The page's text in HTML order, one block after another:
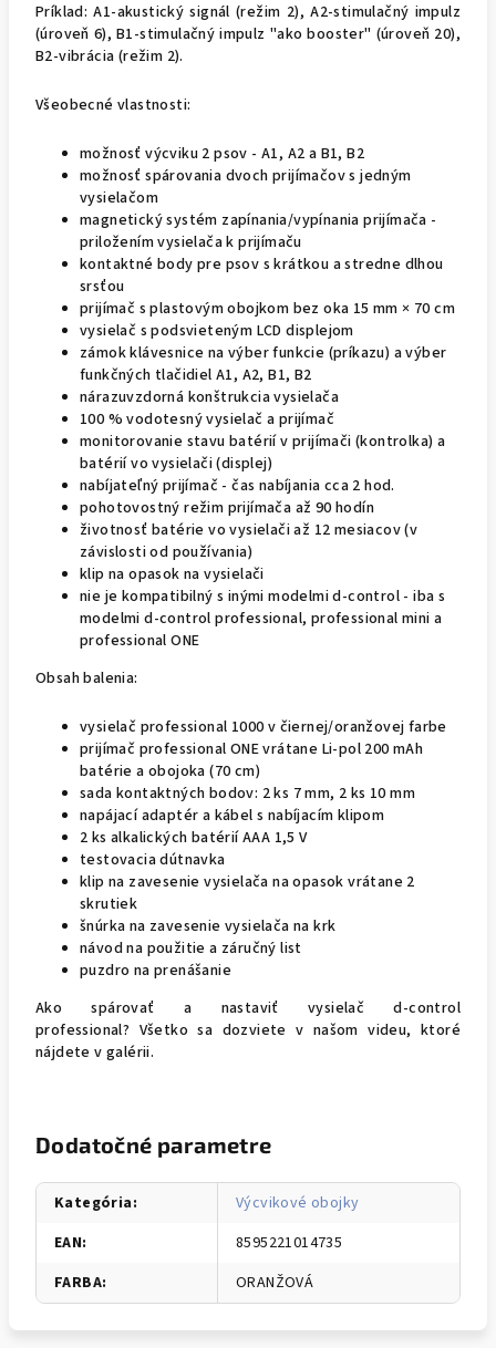
Príklad: A1-akustický signál (režim 2), A2-stimulačný impulz
(úroveň 6), B1-stimulačný impulz "ako booster" (úroveň 20),
B2-vibrácia (režim 2).
Všeobecné vlastnosti:
možnosť výcviku 2 psov - A1, A2 a B1, B2
možnosť spárovania dvoch prijímačov s jedným
vysielačom
magnetický systém zapínania/vypínania prijímača -
priložením vysielača k prijímaču
kontaktné body pre psov s krátkou a stredne dlhou
srsťou
prijímač s plastovým obojkom bez oka 15 mm × 70 cm
vysielač s podsvieteným LCD displejom
zámok klávesnice na výber funkcie (príkazu) a výber
funkčných tlačidiel A1, A2, B1, B2
nárazuvzdorná konštrukcia vysielača
100 % vodotesný vysielač a prijímač
monitorovanie stavu batérií v prijímači (kontrolka) a
batérií vo vysielači (displej)
nabíjateľný prijímač - čas nabíjania cca 2 hod.
pohotovostný režim prijímača až 90 hodín
životnosť batérie vo vysielači až 12 mesiacov (v
závislosti od používania)
klip na opasok na vysielači
nie je kompatibilný s inými modelmi d-control - iba s
modelmi d-control professional, professional mini a
professional ONE
Obsah balenia:
vysielač professional 1000 v čiernej/oranžovej farbe
prijímač professional ONE vrátane Li-pol 200 mAh
batérie a obojoka (70 cm)
sada kontaktných bodov: 2 ks 7 mm, 2 ks 10 mm
napájací adaptér a kábel s nabíjacím klipom
2 ks alkalických batérií AAA 1,5 V
testovacia dútnavka
klip na zavesenie vysielača na opasok vrátane 2
skrutiek
šnúrka na zavesenie vysielača na krk
návod na použitie a záručný list
puzdro na prenášanie
Ako spárovať a nastaviť vysielač d-control
professional? Všetko sa dozviete v našom videu, ktoré
nájdete v galérii.
Dodatočné parametre
Kategória:
Výcvikové obojky
EAN:
8595221014735
FARBA: ORANŽOVÁ